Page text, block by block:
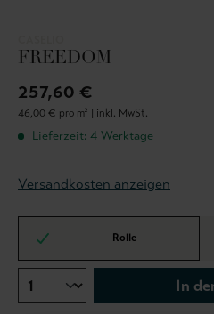
FREEDOM
257,60 €
46,00 € pro m² | inkl. MwSt.
Lieferzeit: 4 Werktage
Versandkosten anzeigen
Rolle
In